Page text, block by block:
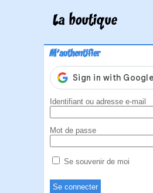
La boutique
M'authentifier
Identifiant ou adresse e-mail
Mot de passe
Se souvenir de moi